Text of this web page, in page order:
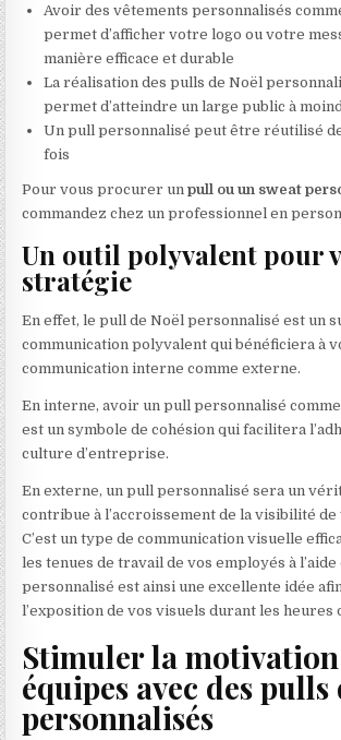
Avoir des vêtements personnalisés
permet d’afficher votre logo ou votre
manière efficace et durable
La réalisation des pulls de Noël
permet d’atteindre un large public à
Un pull personnalisé peut être réutilisé
fois
Pour vous procurer unpull ou un sweat
commandez chez un professionnel en
Un outil polyvalent pour
stratégie
En effet, le pull de Noël personnalisé est un
communication polyvalent qui bénéficiera à
communication interne comme externe.
En interne, avoir un pull personnalisé
est un symbole de cohésion qui facilitera
culture d’entreprise.
En externe, un pull personnalisé sera un
contribue à l’accroissement de la visibilité
C’est un type de communication visuelle
les tenues de travail de vos employés à l’aide
personnalisé est ainsi une excellente idée
l’exposition de vos visuels durant les heures
Stimuler la motivation
équipes avec des pulls
personnalisés